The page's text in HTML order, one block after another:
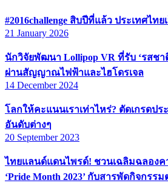
#2016challenge สิบปีที่แล้ว ประเทศไทย
21 January 2026
นักวิจัยพัฒนา Lollipop VR ที่รับ ‘รสชา
ผ่านสัญญาณไฟฟ้าและไฮโดรเจล
14 December 2024
โลกให้คะแนนเราเท่าไหร่? ตัดเกรดปร
อันดับต่างๆ
20 September 2023
ไทยแลนด์แดนไพรด์! ชวนเฉลิมฉลอง
‘Pride Month 2023’ กับสารพัดกิจกรร